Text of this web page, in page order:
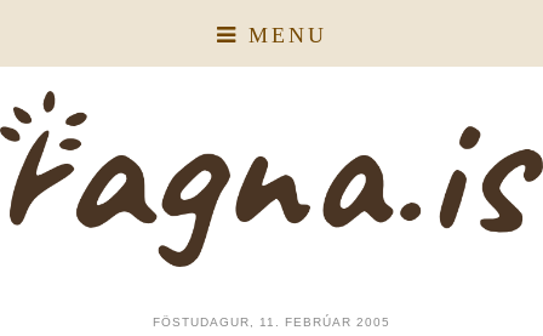
MENU
FÖSTUDAGUR, 11. FEBRÚAR 2005